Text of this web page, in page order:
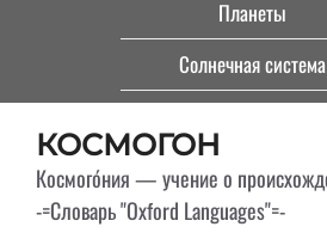
Планеты
Солнечная система
КОСМОГОН
Космого́ния — учение о
-=Словарь "Oxford Languages"=-